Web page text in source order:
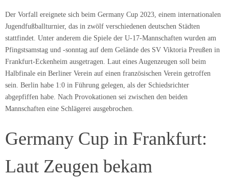
Der Vorfall ereignete sich beim Germany Cup 2023, einem internationalen
Jugendfußballturnier, das in zwölf verschiedenen deutschen Städten
stattfindet. Unter anderem die Spiele der U-17-Mannschaften wurden am
Pfingstsamstag und -sonntag auf dem Gelände des SV Viktoria Preußen in
Frankfurt-Eckenheim ausgetragen. Laut eines Augenzeugen soll beim
Halbfinale ein Berliner Verein auf einen französischen Verein getroffen
sein. Berlin habe 1:0 in Führung gelegen, als der Schiedsrichter
abgepfiffen habe. Nach Provokationen sei zwischen den beiden
Mannschaften eine Schlägerei ausgebrochen.
Germany Cup in Frankfurt:
Laut Zeugen bekam